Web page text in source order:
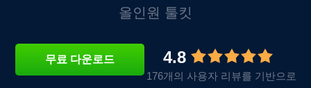
올인원 툴킷
무료 다운로드 4.8
176개의 사용자 리뷰를 기반으로